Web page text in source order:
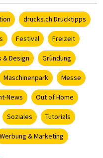
drucks.ch Drucktipps
Festival Freizeit
Design Gründung
Maschinenpark Messe
News Out of Home
Soziales Tutorials
Werbung & Marketing